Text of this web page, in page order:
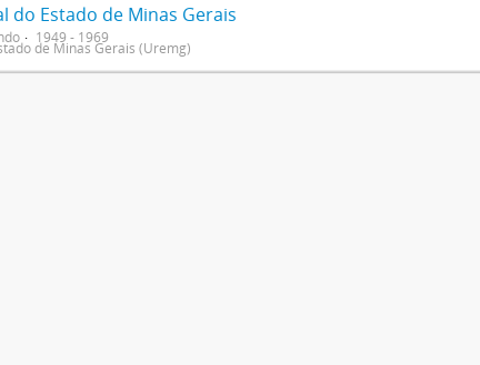
do Estado de Minas Gerais
1949 - 1969
de Minas Gerais (Uremg)